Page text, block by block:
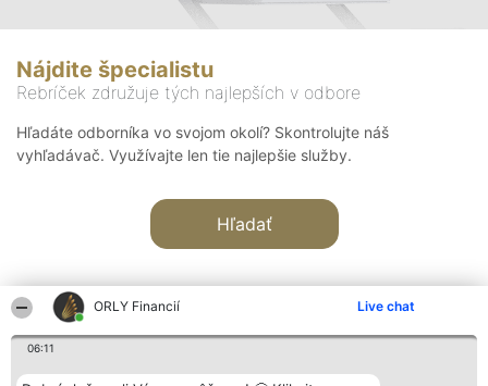
ORLY Financií Live chat
06:11
Nájdite špecialistu
Rebríček združuje tých najlepších v odbore
Hľadáte odborníka vo svojom okolí? Skontrolujte náš
vyhľadávač. Využívajte len tie najlepšie služby.
Hľadať